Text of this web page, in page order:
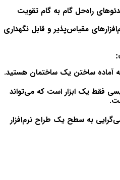
راه‌حل گام به گام تقویت
مقیاس‌پذیر و قابل نگهداری
آماده ساختن یک ساختمان هستید.
فقط یک ابزار است که می‌تواند
به سطح یک طراح نرم‌افزار